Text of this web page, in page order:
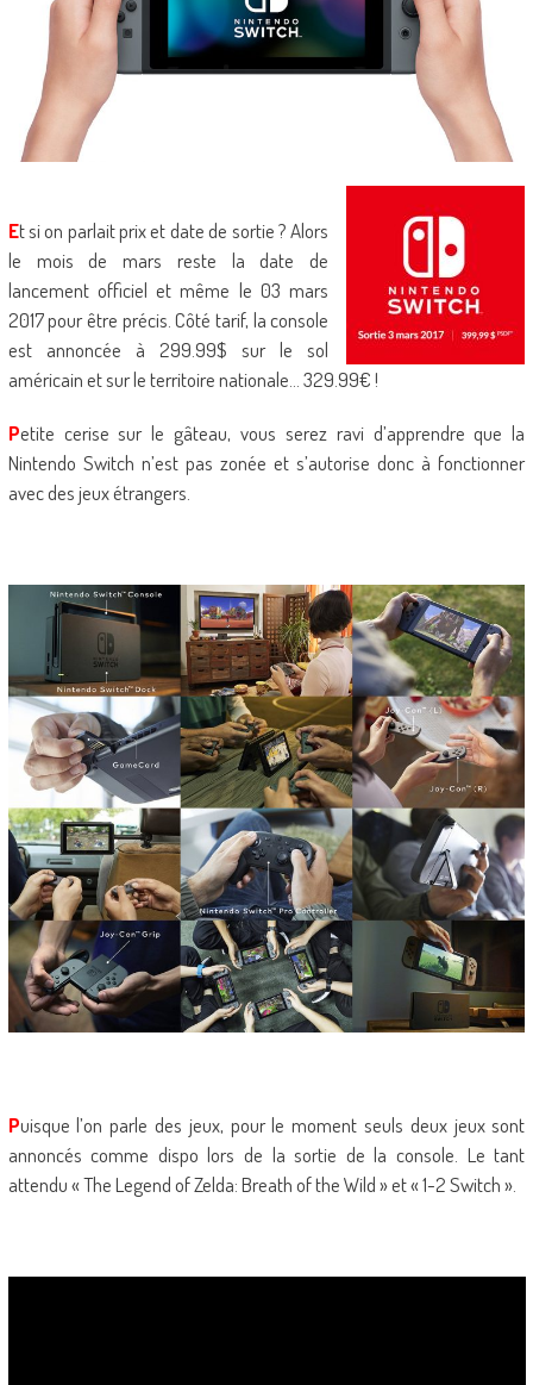
Et si on parlait prix et date de sortie ? Alors
le mois de mars reste la date de
lancement officiel et même le 03 mars
2017 pour être précis. Côté tarif, la console
est annoncée à 299.99$ sur le sol
américain et sur le territoire nationale… 329.99€ !
Petite cerise sur le gâteau, vous serez ravi d’apprendre que la
Nintendo Switch n’est pas zonée et s’autorise donc à fonctionner
avec des jeux étrangers.
Puisque l’on parle des jeux, pour le moment seuls deux jeux sont
annoncés comme dispo lors de la sortie de la console. Le tant
attendu « The Legend of Zelda: Breath of the Wild » et « 1-2 Switch ».